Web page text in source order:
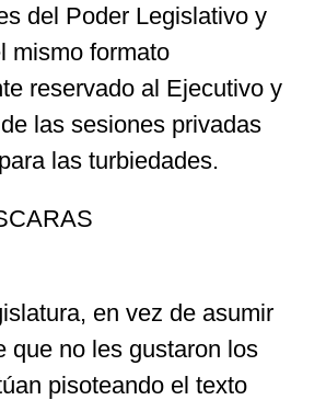
del Poder Legislativo y
mismo formato
reservado al Ejecutivo y
las sesiones privadas
las turbiedades.
en vez de asumir
que no les gustaron los
pisoteando el texto